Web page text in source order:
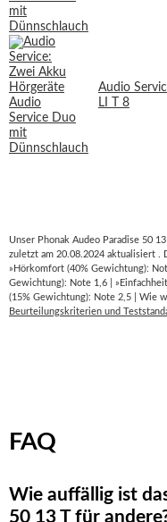
Audio
LI T 8
Unser Phonak Audeo Paradise 50
zuletzt am 20.08.2024 aktualisiert .
»Hörkomfort (40% Gewichtung):
Gewichtung): Note 1,6 |
(15% Gewichtung): Note 2,5 | Wie
Beurteilungskriterien und
FAQ
Wie auffällig ist
50 13 T für